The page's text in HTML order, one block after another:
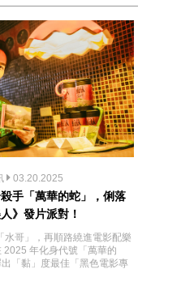
03.20.2025
手「萬華的蛇」，俐落
》發片派對！
水哥」，再順路繞進電影配樂
年化身代號「萬華的
「黏」度最佳「黑色電影專